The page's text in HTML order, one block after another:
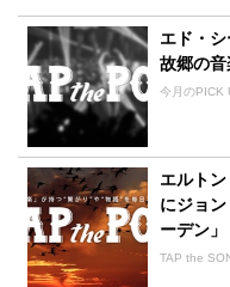
エド・
故郷の音
今月のPICK
エルト
にジョ
ーデン」
TAP the